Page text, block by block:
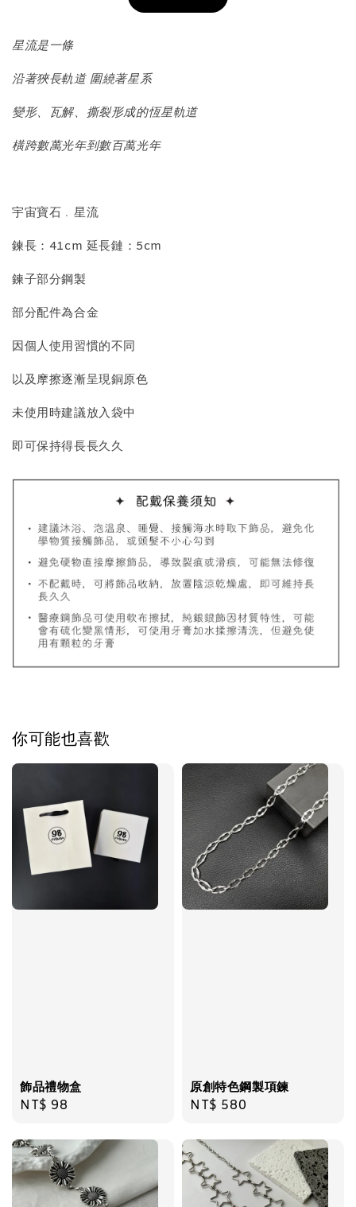
質感飾品收納盒
NT$ 399
飾品禮物盒
星流是一條
沿著狹長軌道 圍繞著星系
變形、瓦解、撕裂形成的恆星軌道
橫跨數萬光年到數百萬光年
宇宙寶石﹒星流
鍊長：41cm 延長鏈：5cm
鍊子部分鋼製
部分配件為合金
因個人使用習慣的不同
以及摩擦逐漸呈現銅原色
未使用時建議放入袋中
即可保持得長長久久
你可能也喜歡
飾品禮物盒
Regular
NT$ 98
原創特色鋼製項鍊
Regular
NT$ 580